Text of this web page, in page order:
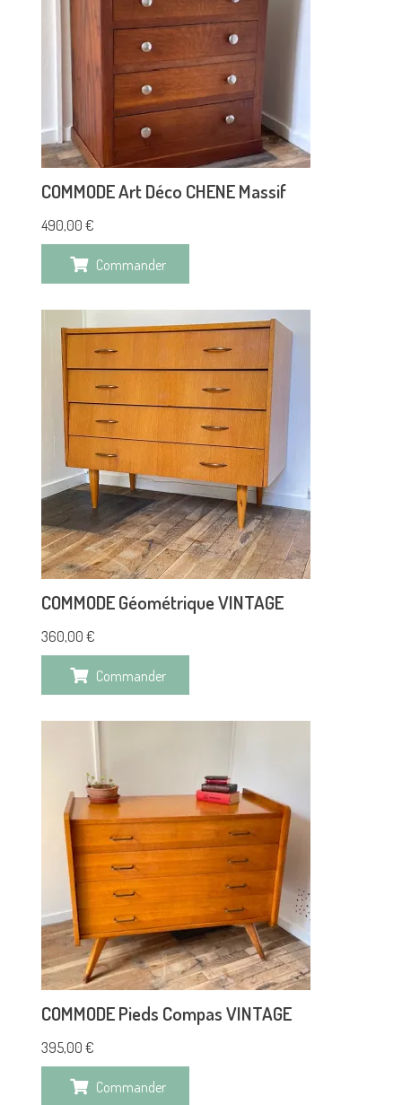
COMMODE Art Déco CHENE Massif
490,00 €
Commander
COMMODE Géométrique VINTAGE
360,00 €
Commander
COMMODE Pieds Compas VINTAGE
395,00 €
Commander